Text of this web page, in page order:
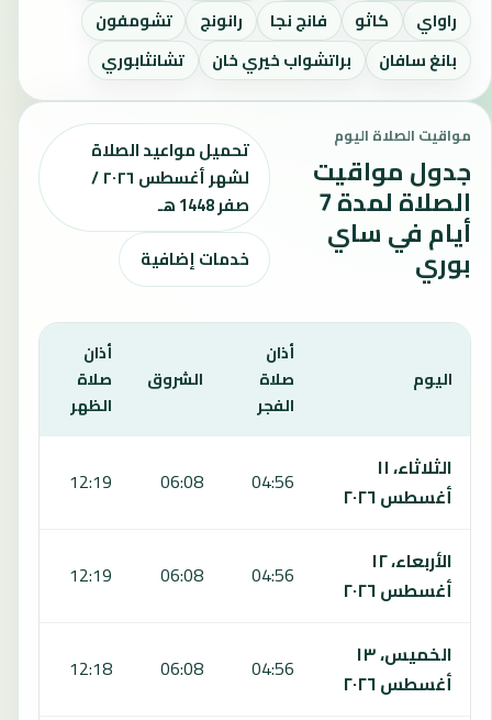
راواي
كاثو فانج نجا رانونج
تشومفون
بانغ سافان
براتشواب خيري خان تشانثابوري
مواقيت الصلاة اليوم
جدول مواقيت
الصلاة لمدة 7
أيام في ساي
بوري
تحميل مواعيد الصلاة
لشهر أغسطس ٢٠٢٦ /
صفر 1448 هـ
خدمات إضافية
اليوم
أذان
صلاة
الفجر
الشروق
أذان
صلاة
الظهر
الثلاثاء، ١١
أغسطس ٢٠٢٦
04:56
06:08
12:19
الأربعاء، ١٢
أغسطس ٢٠٢٦
04:56
06:08
12:19
الخميس، ١٣
أغسطس ٢٠٢٦
04:56
06:08
12:18